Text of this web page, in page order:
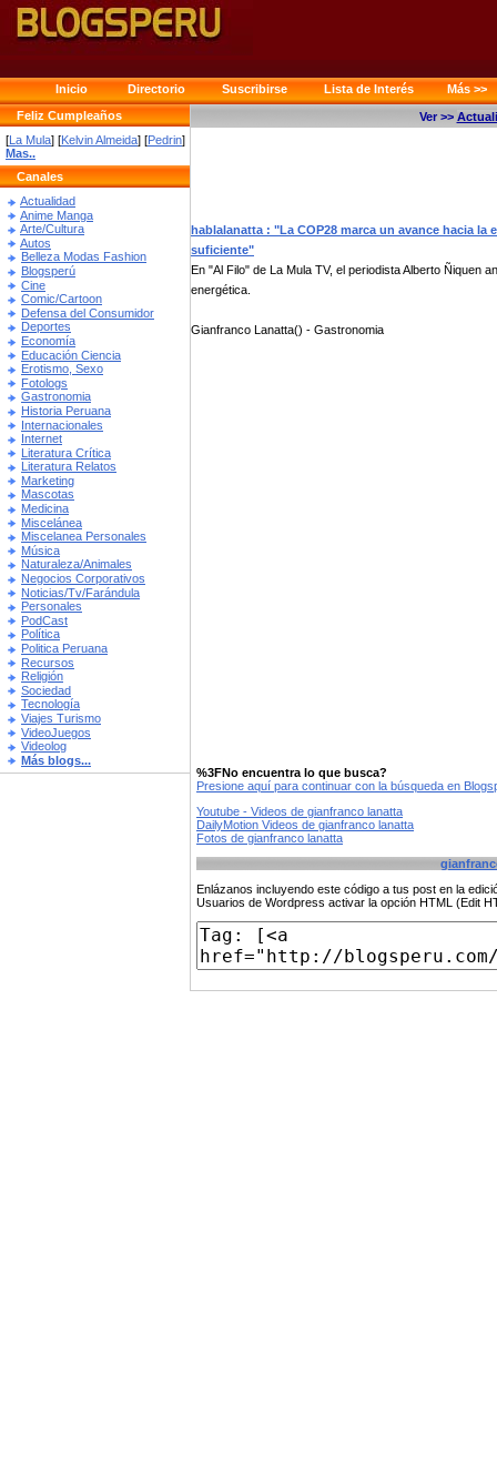
Inicio Directorio Suscribirse Lista de Interés
Más >>
Feliz Cumpleaños
[La Mula] [Kelvin Almeida] [Pedrin]
Mas..
Canales
Actualidad
Anime Manga
Arte/Cultura
Autos
Belleza Modas Fashion
Blogsperú
Cine
Comic/Cartoon
Defensa del Consumidor
Deportes
Economía
Educación Ciencia
Erotismo, Sexo
Fotologs
Gastronomia
Historia Peruana
Internacionales
Internet
Literatura Crítica
Literatura Relatos
Marketing
Mascotas
Medicina
Miscelánea
Miscelanea Personales
Música
Naturaleza/Animales
Negocios Corporativos
Noticias/Tv/Farándula
Personales
PodCast
Política
Politica Peruana
Recursos
Religión
Sociedad
Tecnología
Viajes Turismo
VideoJuegos
Videolog
Más blogs...
Ver >>
hablalanatta : "La COP28 marca un avance hacia
suficiente"
En "Al Filo" de La Mula TV, el periodista Alberto Ñiquen
energética.
Gianfranco Lanatta() - Gastronomia
%3FNo encuentra lo que busca?
Presione aquí para continuar con la búsqueda en
Youtube - Videos de gianfranco lanatta
DailyMotion Videos de gianfranco lanatta
Fotos de gianfranco lanatta
Enlázanos incluyendo este código a tus post en la
Usuarios de Wordpress activar la opción HTML (Edit